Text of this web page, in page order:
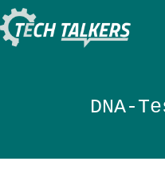
Zum
Inhalt
springen
DNA-